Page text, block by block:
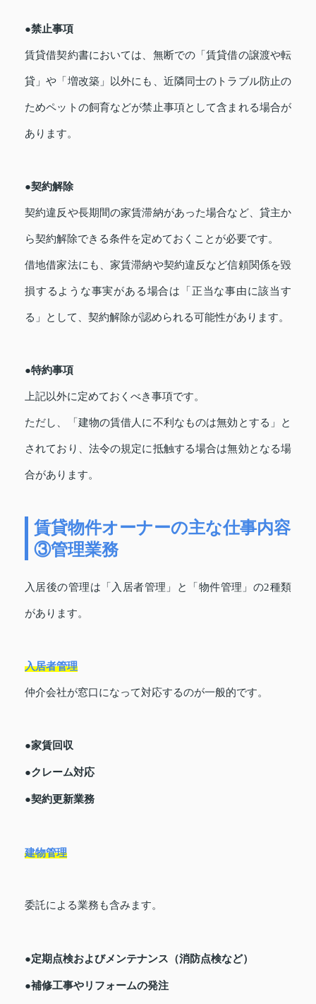
●禁止事項
賃貸借契約書においては、無断での「賃貸借の譲渡や転
貸」や「増改築」以外にも、近隣同士のトラブル防止の
ためペットの飼育などが禁止事項として含まれる場合が
あります。
●契約解除
契約違反や長期間の家賃滞納があった場合など、貸主か
ら契約解除できる条件を定めておくことが必要です。
借地借家法にも、家賃滞納や契約違反など信頼関係を毀
損するような事実がある場合は「正当な事由に該当す
る」として、契約解除が認められる可能性があります。
●特約事項
上記以外に定めておくべき事項です。
ただし、「建物の賃借人に不利なものは無効とする」と
されており、法令の規定に抵触する場合は無効となる場
合があります。
賃貸物件オーナーの主な仕事内容
③管理業務
入居後の管理は「入居者管理」と「物件管理」の2種類
があります。
入居者管理
仲介会社が窓口になって対応するのが一般的です。
●家賃回収
●クレーム対応
●契約更新業務
建物管理
委託による業務も含みます。
●定期点検およびメンテナンス（消防点検など）
●補修工事やリフォームの発注